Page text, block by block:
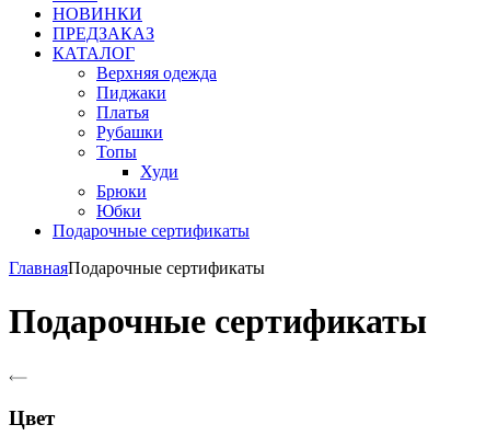
НОВИНКИ
ПРЕДЗАКАЗ
КАТАЛОГ
Верхняя одежда
Пиджаки
Платья
Рубашки
Топы
Худи
Брюки
Юбки
Подарочные сертификаты
ГлавнаяПодарочные сертификаты
Подарочные сертификаты
Цвет